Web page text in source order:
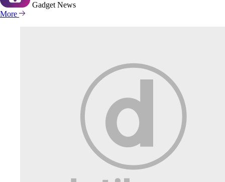
Gadget News
More